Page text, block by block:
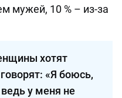
мужей, 10 % – из-за
хотят
«Я боюсь,
у меня не